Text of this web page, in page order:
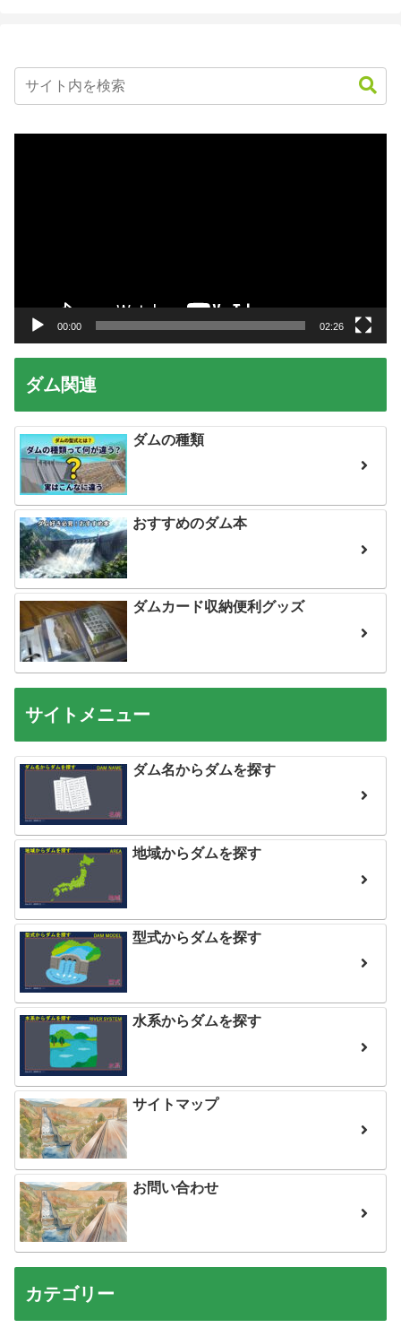
00:00 02:26
ダム関連
ダムの種類
おすすめのダム本
ダムカード収納便利グッズ
サイトメニュー
ダム名からダムを探す
地域からダムを探す
型式からダムを探す
水系からダムを探す
サイトマップ
お問い合わせ
カテゴリー